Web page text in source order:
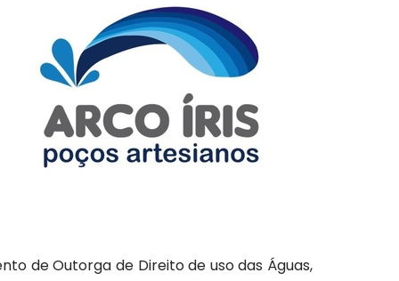
de Outorga de Direito de uso das Águas,